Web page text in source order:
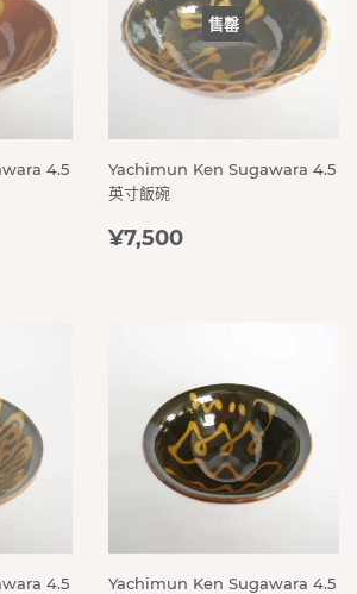
4.5
售罄
Yachimun Ken Sugawara 4.5
英寸飯碗
定
¥7,500
4.5
Yachimun Ken Sugawara 4.5